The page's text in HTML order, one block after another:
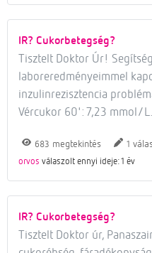
IR? Cukorbetegség?
Tisztelt Doktor Úr!
laboreredményeimmel
inzulinrezisztencia
Vércukor 60': 7,23 mmol/L…
683 megtekintés 1
orvos válaszolt ennyi ideje: 1 év
IR? Cukorbetegség?
Tisztelt Doktor úr,